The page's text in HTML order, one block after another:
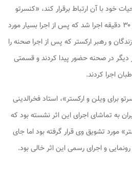
خود با آن ارتباط برقرار کند، «کنسرتو
برای ویلن» در مدت زمانی حدود ۳۰ دقیقه اجرا شد که پس از اجرا بسیار مورد
و رهبر ارکستر که پس از اجرا صحنه را
دیگر در صحنه حضور پیدا کردند و قسمتی
اجرا کردند.
برای ویلن و ارکستر»، استاد فخرالدینی
به تماشای اجرای این اثر نشسته بود که
مورد تشویق وی قرار گرفته بود اما جای
و اجرای رسمی این اثر خالی بود.